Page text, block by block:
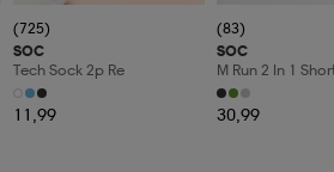
(725)
SOC
Tech Sock 2p Re
11,99
(83)
SOC
M Run 2 In 1
30,99